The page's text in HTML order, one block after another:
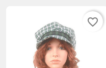
favorite_border